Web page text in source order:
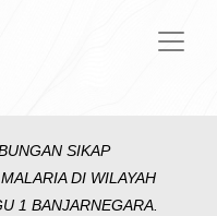
SIKAP
DI WILAYAH
1 BANJARNEGARA.